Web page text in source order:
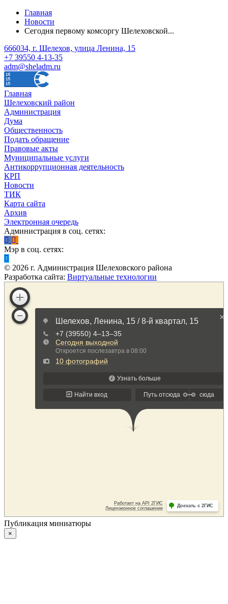
Главная
Новости
Сегодня первому комсоргу Шелеховской...
666034, г. Шелехов, улица Ленина, 15
+7 39550 4-13-35
adm@sheladm.ru
Главная
Шелеховский район
Администрация
Дума
Общественность
Подать обращение
Правовые акты
Муниципальные услуги
Антикоррупционная деятельность
КРП
Новости
ТИК
Карта сайта
Архив
Электронная очередь
Администрация в соц. сетях:
Мэр в соц. сетях:
© 2026 г. Администрация Шелеховского района
Разработка сайта: Виртуальные технологии
Публикация миниатюры
×